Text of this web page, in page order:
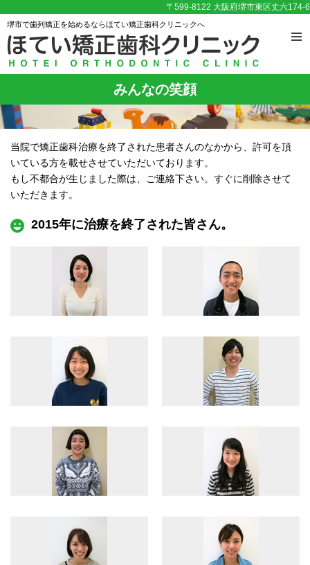
〒599-8122 大阪府堺市東区丈六174-6
堺市で歯列矯正を始めるならほてい矯正歯科クリニックへ
みんなの笑顔
当院で矯正歯科治療を終了された患者さんのなかから、許可を頂
いている方を載せさせていただいております。
もし不都合が生じました際は、ご連絡下さい。すぐに削除させて
いただきます。
2015年に治療を終了された皆さん。